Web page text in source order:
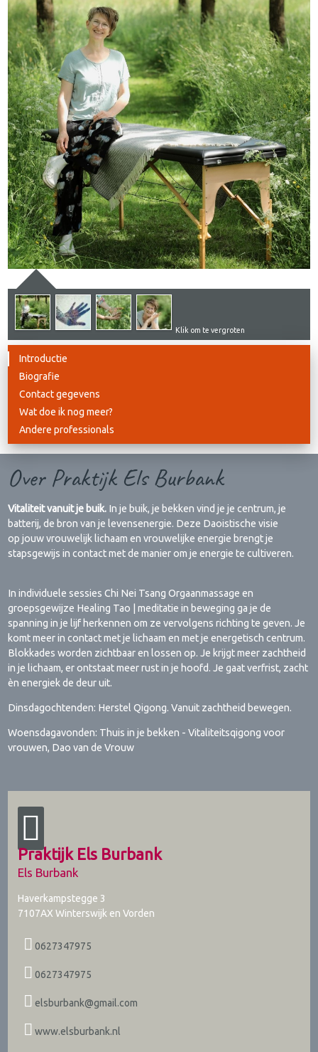
Klik om te vergroten
Introductie
Biografie
Contact gegevens
Wat doe ik nog meer?
Andere professionals
Over Praktijk Els Burbank
Vitaliteit vanuit je buik. In je buik, je bekken vind je je centrum, je
batterij, de bron van je levensenergie. Deze Daoistische visie
op jouw vrouwelijk lichaam en vrouwelijke energie brengt je
stapsgewijs in contact met de manier om je energie te cultiveren.
In individuele sessies Chi Nei Tsang Orgaanmassage en
groepsgewijze Healing Tao | meditatie in beweging ga je de
spanning in je lijf herkennen om ze vervolgens richting te geven. Je
komt meer in contact met je lichaam en met je energetisch centrum.
Blokkades worden zichtbaar en lossen op. Je krijgt meer zachtheid
in je lichaam, er ontstaat meer rust in je hoofd. Je gaat verfrist, zacht
èn energiek de deur uit.
Dinsdagochtenden: Herstel Qigong. Vanuit zachtheid bewegen.
Woensdagavonden: Thuis in je bekken - Vitaliteitsqigong voor
vrouwen, Dao van de Vrouw
Praktijk Els Burbank
Els Burbank
Haverkampstegge 3
7107AX Winterswijk en Vorden
0627347975
0627347975
elsburbank@gmail.com
www.elsburbank.nl